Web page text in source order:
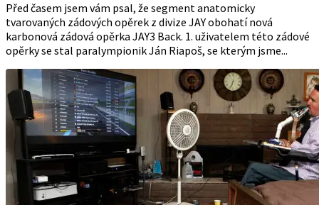
Před časem jsem vám psal, že segment anatomicky
tvarovaných zádových opěrek z divize JAY obohatí nová
karbonová zádová opěrka JAY3 Back. 1. uživatelem této zádové
opěrky se stal paralympionik Ján Riapoš, se kterým jsme...